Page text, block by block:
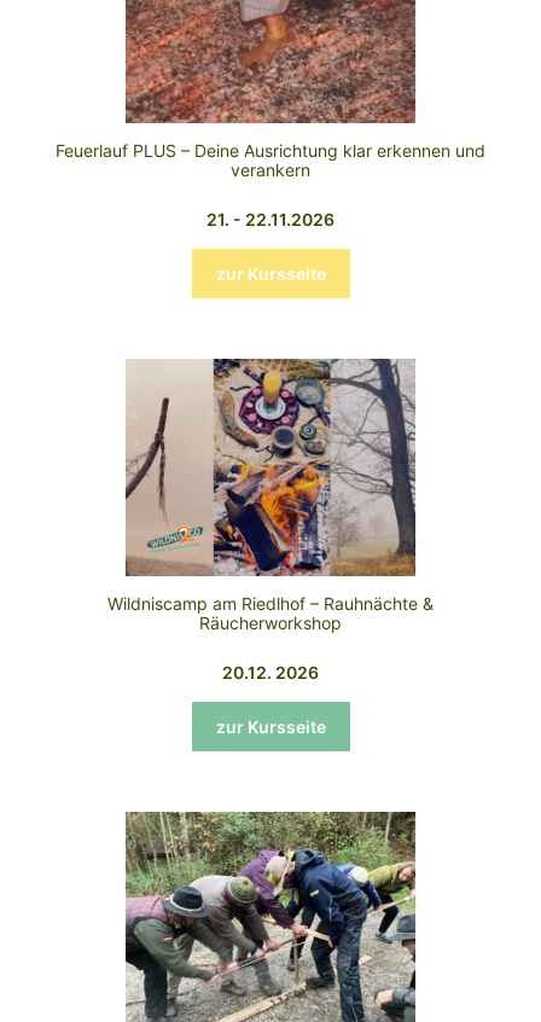
Feuerlauf PLUS – Deine Ausrichtung klar erkennen und
verankern
21. - 22.11.2026
zur Kursseite
Wildniscamp am Riedlhof – Rauhnächte &
Räucherworkshop
20.12. 2026
zur Kursseite